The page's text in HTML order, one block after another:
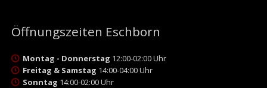
Öffnungszeiten Eschborn
Montag - Donnerstag 12:00-02:00 Uhr
Freitag & Samstag 14:00-04:00 Uhr
Sonntag 14:00-02:00 Uhr